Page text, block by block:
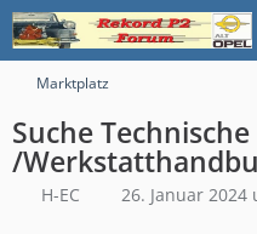
Marktplatz
Suche
/
H-EC 26. Januar 2024